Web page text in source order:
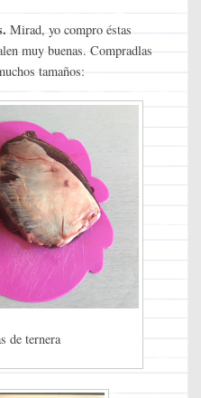
Mirad, yo compro éstas
muy buenas. Compradlas
tamaños:
de ternera